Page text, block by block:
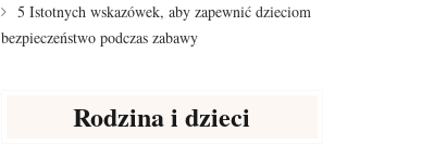
5 Istotnych wskazówek, aby zapewnić dzieciom
bezpieczeństwo podczas zabawy
Rodzina i dzieci